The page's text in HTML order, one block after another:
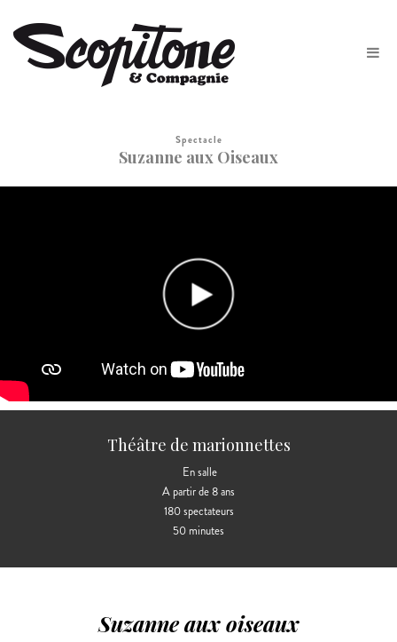
Spectacle
Suzanne aux Oiseaux
Théâtre de marionnettes
En salle
A partir de 8 ans
180 spectateurs
50 minutes
Suzanne aux oiseaux